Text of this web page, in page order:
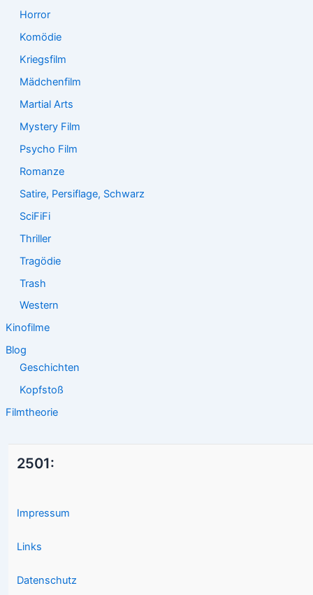
Horror
Komödie
Kriegsfilm
Mädchenfilm
Martial Arts
Mystery Film
Psycho Film
Romanze
Satire, Persiflage, Schwarz
SciFiFi
Thriller
Tragödie
Trash
Western
Kinofilme
Blog
Geschichten
Kopfstoß
Filmtheorie
2501:
Impressum
Links
Datenschutz